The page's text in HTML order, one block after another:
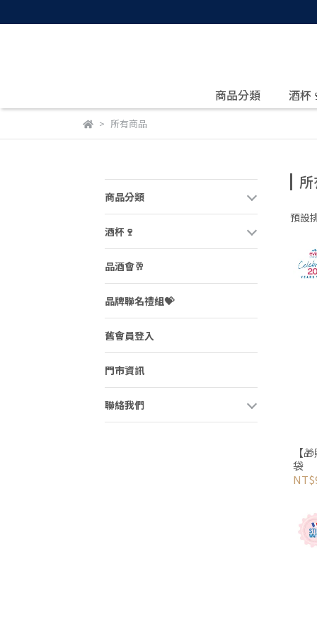
商品分類 酒杯
所有商品
商品分類
酒杯🍷
品酒會🥂
品牌聯名禮組💝
舊會員登入
門市資訊
聯絡我們
預設
【
袋